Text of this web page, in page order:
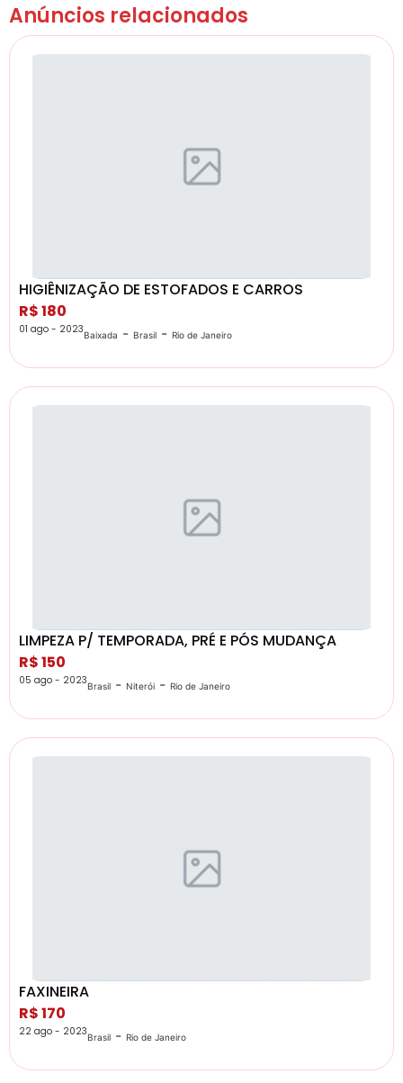
Anúncios relacionados
HIGIÊNIZAÇÃO DE ESTOFADOS E CARROS
R$ 180
01 ago - 2023Baixada - Brasil - Rio de Janeiro
LIMPEZA P/ TEMPORADA, PRÉ E PÓS MUDANÇA
R$ 150
05 ago - 2023Brasil - Niterói - Rio de Janeiro
FAXINEIRA
R$ 170
22 ago - 2023Brasil - Rio de Janeiro